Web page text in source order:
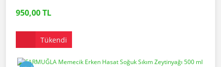
950,00 TL
Tükendi